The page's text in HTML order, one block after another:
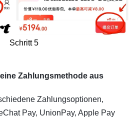
Schritt 5
Zahlungsmethode aus
Zahlungsoptionen,
Pay, UnionPay, Apple Pay